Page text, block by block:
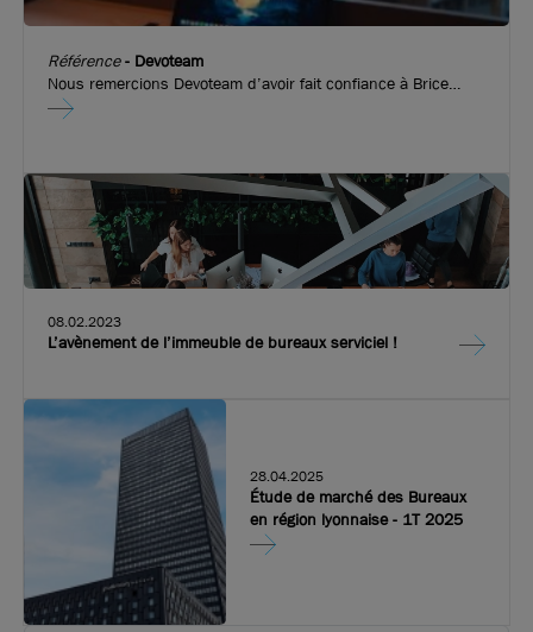
Référence- Devoteam
Nous remercions Devoteam d’avoir fait confiance à Brice
Robert Arthur Loyd pour l’implantation de leurs nouveaux
performances des entreprises en accompagnant l’adoption
des usages digitaux et en construisant des infrastructures à
la pointe de la technologie. Devoteam a ouvert ses portes sur
les quais de Perrache.
08.02.2023
L’avènement de l’immeuble de bureaux serviciel !
28.04.2025
Étude de marché des Bureaux
en région lyonnaise - 1T 2025